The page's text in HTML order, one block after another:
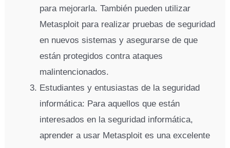
para mejorarla. También pueden utilizar
Metasploit para realizar pruebas de seguridad
en nuevos sistemas y asegurarse de que
están protegidos contra ataques
malintencionados.
Estudiantes y entusiastas de la seguridad
informática: Para aquellos que están
interesados en la seguridad informática,
aprender a usar Metasploit es una excelente